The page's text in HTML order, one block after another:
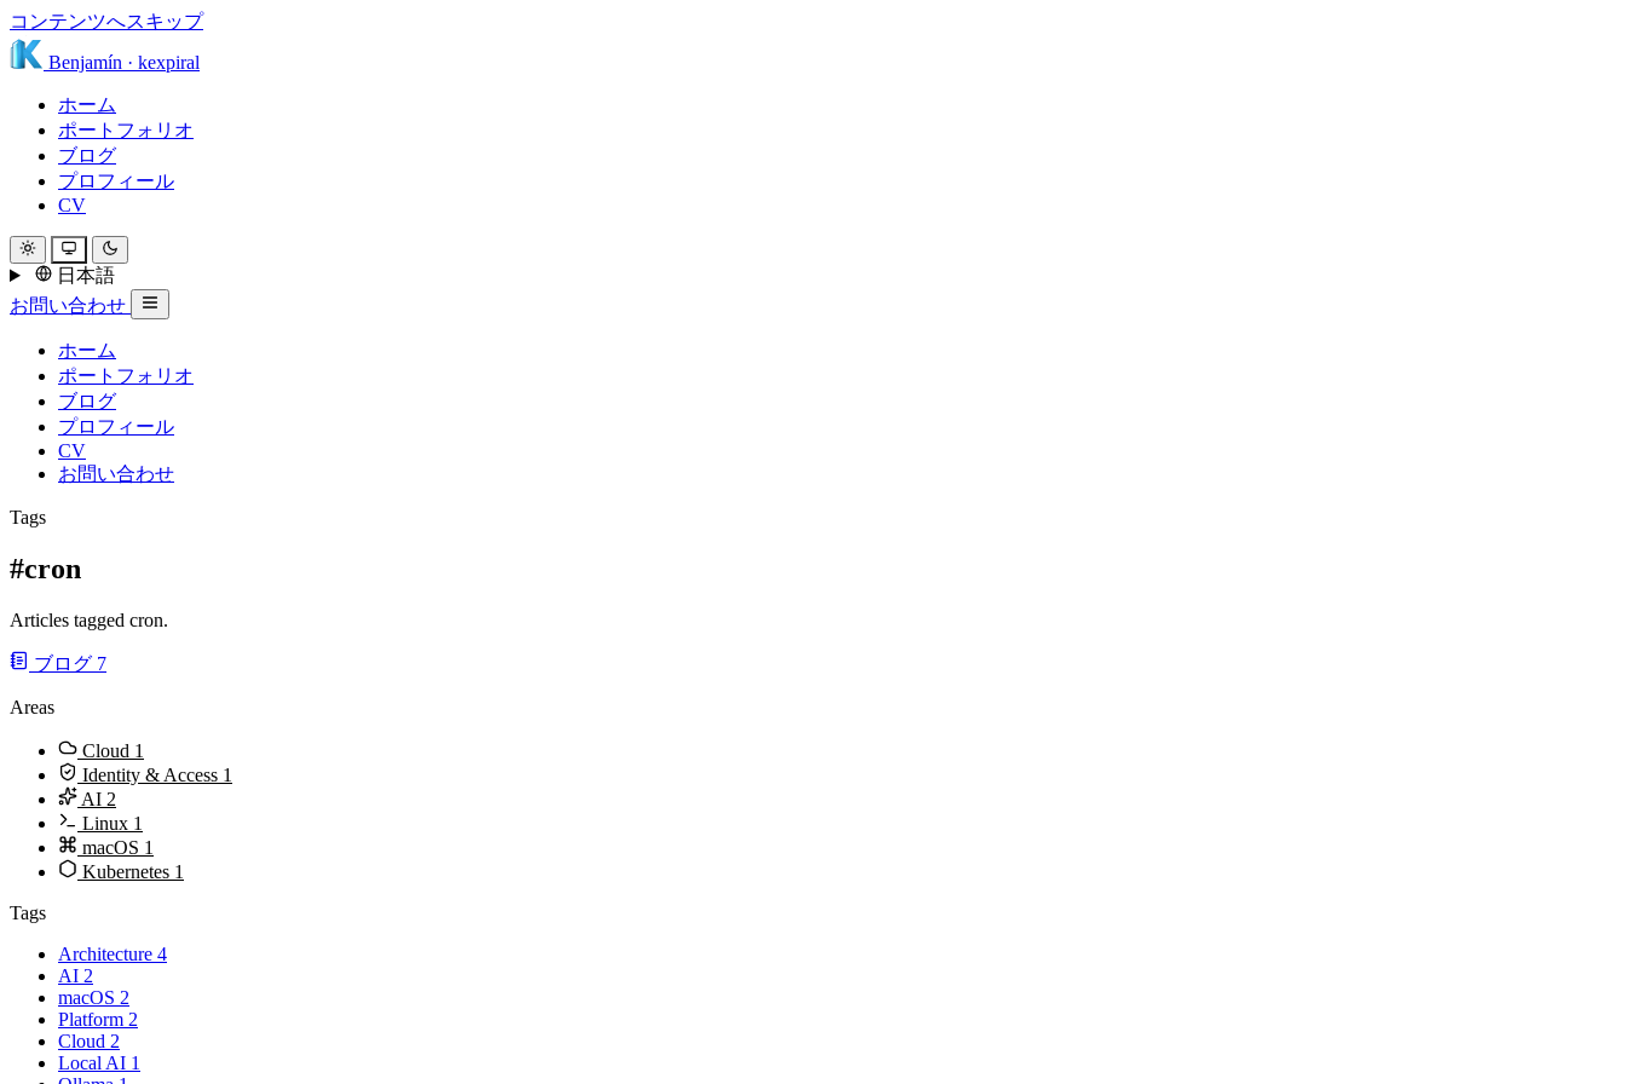
コンテンツへスキップ
Benjamín · kexpiral
ホーム
ポートフォリオ
ブログ
プロフィール
CV
日本語
お問い合わせ
ホーム
ポートフォリオ
ブログ
プロフィール
CV
お問い合わせ
Tags
#cron
Articles tagged cron.
ブログ 7
Areas
Cloud 1
Identity & Access 1
AI 2
Linux 1
macOS 1
Kubernetes 1
Tags
Architecture 4
AI 2
macOS 2
Platform 2
Cloud 2
Local AI 1